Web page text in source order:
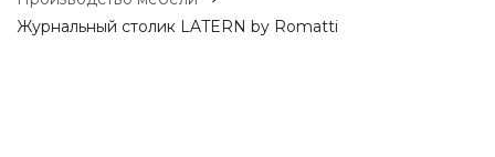
Свет и освещение
Журнальный столик LATERN by Romatti